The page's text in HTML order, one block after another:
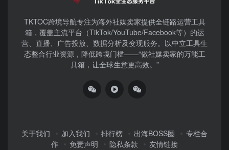
TKTOC跨境导航​专注为海外社媒卖家提供全链路运营工具
箱，覆盖主流平台（TikTok/YouTube/Facebook等）​的运
营、直播、广告投放、数据分析及变现服务。以中立工具生
态整合行业资源，降低跨境门槛——“做社媒卖家的万能工
具箱，让全球生意更高效。”
关于我们 加入我们 排行榜 出海BOSS圈
专栏合
作
免责声明 隐私条款 友情链接